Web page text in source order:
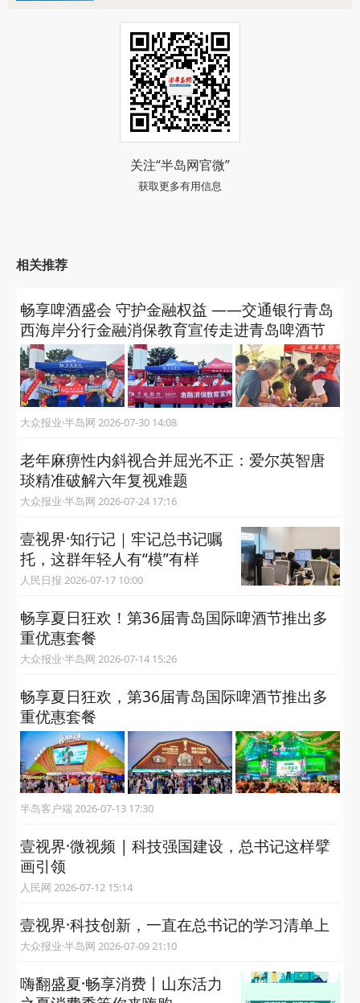
关注“半岛网官微”
获取更多有用信息
相关推荐
畅享啤酒盛会 守护金融权益 ——交通银行青岛
西海岸分行金融消保教育宣传走进青岛啤酒节
大众报业·半岛网 2026-07-30 14:08
老年麻痹性内斜视合并屈光不正：爱尔英智唐
琰精准破解六年复视难题
大众报业·半岛网 2026-07-24 17:16
壹视界·知行记｜牢记总书记嘱
托，这群年轻人有“模”有样
人民日报 2026-07-17 10:00
畅享夏日狂欢！第36届青岛国际啤酒节推出多
重优惠套餐
大众报业·半岛网 2026-07-14 15:26
畅享夏日狂欢，第36届青岛国际啤酒节推出多
重优惠套餐
半岛客户端 2026-07-13 17:30
壹视界·微视频 | 科技强国建设，总书记这样擘
画引领
人民网 2026-07-12 15:14
壹视界·科技创新，一直在总书记的学习清单上
大众报业·半岛网 2026-07-09 21:10
嗨翻盛夏·畅享消费丨山东活力